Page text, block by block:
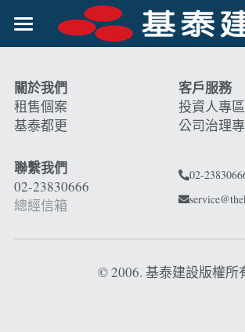
關於基泰
公司簡介
公司組織
經營理念
集團優勢
公司治理
客戶服務
賺錢機會
投資人專區
財務資訊
股東資訊
股價及股利
企業社會責任
企業社會責任
企業誠信經營
關於我們
租售個案
基泰都更
客戶服務
投資人專區
公司治理
聯繫我們
02-23830666
總經信箱
02-
© 2006. 基泰建設版權所